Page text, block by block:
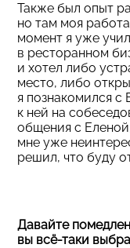
Также был опыт
но там моя
момент я уже
в ресторанном
и хотел либо
место, либо
я познакомился с
к ней на
общения с
мне уже
решил, что буду
Давайте
вы всё-таки